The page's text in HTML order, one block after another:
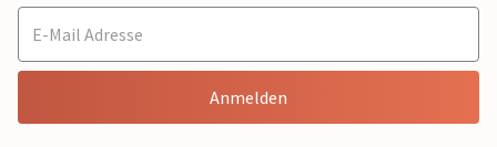
Anmelden